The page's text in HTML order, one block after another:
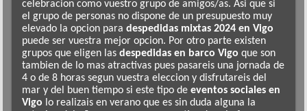
celebracion como vuestro grupo de amigos/as. Asi que si
el grupo de personas no dispone de un presupuesto muy
elevado la opcion paradespedidas mixtas 2024 en Vigo
puede ser vuestra mejor opcion. Por otro parte existen
grupos que eligen lasdespedidas en barco Vigo que son
tambien de lo mas atractivas pues pasareis una jornada de
4 o de 8 horas segun vuestra eleccion y disfrutareis del
mar y del buen tiempo si este tipo deeventos sociales en
Vigo lo realizais en verano que es sin duda alguna la